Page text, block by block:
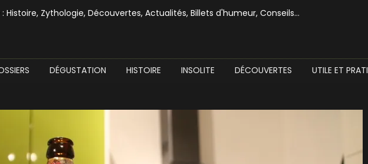
Histoire, Zythologie, Découvertes, Actualités, Billets d'humeur, Conseils…
DÉGUSTATION HISTOIRE INSOLITE DÉCOUVERTES UTILE ET